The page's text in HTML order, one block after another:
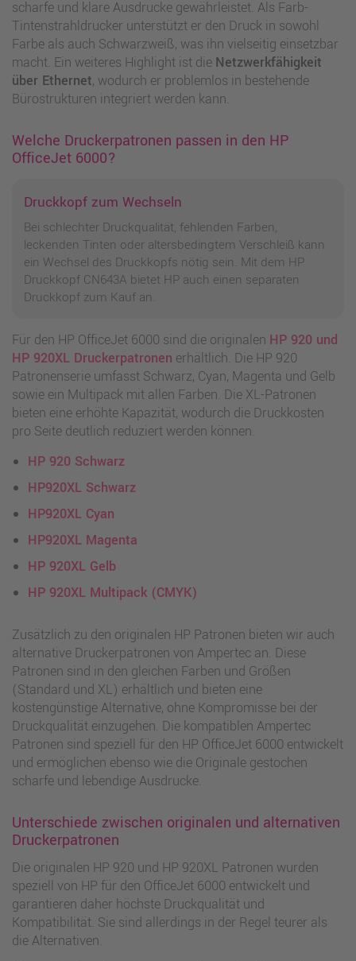
scharfe und klare Ausdrucke gewährleistet. Als Farb-
Tintenstrahldrucker unterstützt er den Druck in sowohl
Farbe als auch Schwarzweiß, was ihn vielseitig einsetzbar
macht. Ein weiteres Highlight ist die Netzwerkfähigkeit
über Ethernet, wodurch er problemlos in bestehende
Bürostrukturen integriert werden kann.
Welche Druckerpatronen passen in den HP
OfficeJet 6000?
Druckkopf zum Wechseln
Bei schlechter Druckqualität, fehlenden Farben,
leckenden Tinten oder altersbedingtem Verschleiß kann
ein Wechsel des Druckkopfs nötig sein. Mit dem HP
Druckkopf CN643A bietet HP auch einen separaten
Druckkopf zum Kauf an.
Für den HP OfficeJet 6000 sind die originalen HP 920 und
HP 920XL Druckerpatronen erhältlich. Die HP 920
Patronenserie umfasst Schwarz, Cyan, Magenta und Gelb
sowie ein Multipack mit allen Farben. Die XL-Patronen
bieten eine erhöhte Kapazität, wodurch die Druckkosten
pro Seite deutlich reduziert werden können.
HP 920 Schwarz
HP920XL Schwarz
HP920XL Cyan
HP920XL Magenta
HP 920XL Gelb
HP 920XL Multipack (CMYK)
Zusätzlich zu den originalen HP Patronen bieten wir auch
alternative Druckerpatronen von Ampertec an. Diese
Patronen sind in den gleichen Farben und Größen
(Standard und XL) erhältlich und bieten eine
kostengünstige Alternative, ohne Kompromisse bei der
Druckqualität einzugehen. Die kompatiblen Ampertec
Patronen sind speziell für den HP OfficeJet 6000 entwickelt
und ermöglichen ebenso wie die Originale gestochen
scharfe und lebendige Ausdrucke.
Unterschiede zwischen originalen und alternativen
Druckerpatronen
Die originalen HP 920 und HP 920XL Patronen wurden
speziell von HP für den OfficeJet 6000 entwickelt und
garantieren daher höchste Druckqualität und
Kompatibilität. Sie sind allerdings in der Regel teurer als
die Alternativen.